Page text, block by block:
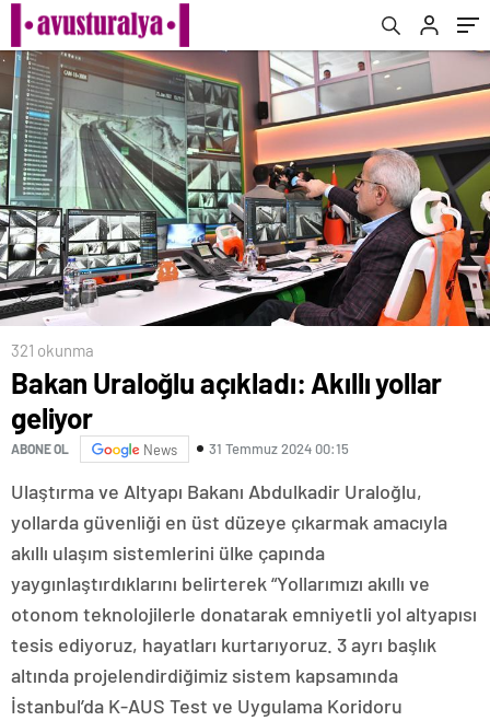
321 okunma
Bakan Uraloğlu açıkladı: Akıllı yollar
geliyor
ABONE OL News 31 Temmuz 2024 00:15
Ulaştırma ve Altyapı Bakanı Abdulkadir Uraloğlu,
yollarda güvenliği en üst düzeye çıkarmak amacıyla
akıllı ulaşım sistemlerini ülke çapında
yaygınlaştırdıklarını belirterek “Yollarımızı akıllı ve
otonom teknolojilerle donatarak emniyetli yol altyapısı
tesis ediyoruz, hayatları kurtarıyoruz. 3 ayrı başlık
altında projelendirdiğimiz sistem kapsamında
İstanbul’da K-AUS Test ve Uygulama Koridoru